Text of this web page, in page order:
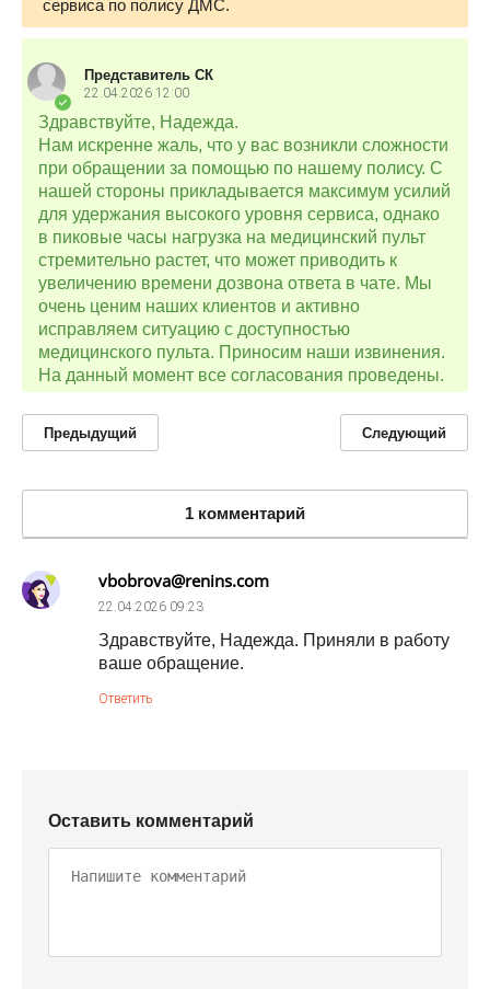
сервиса по полису ДМС.
Представитель СК
22.04.2026 12:00
Здравствуйте, Надежда.
Нам искренне жаль, что у вас возникли сложности
при обращении за помощью по нашему полису. С
нашей стороны прикладывается максимум усилий
для удержания высокого уровня сервиса, однако
в пиковые часы нагрузка на медицинский пульт
стремительно растет, что может приводить к
увеличению времени дозвона ответа в чате. Мы
очень ценим наших клиентов и активно
исправляем ситуацию с доступностью
медицинского пульта. Приносим наши извинения.
На данный момент все согласования проведены.
Предыдущий Следующий
1 комментарий
vbobrova@renins.com
22.04.2026 09:23
Здравствуйте, Надежда. Приняли в работу
ваше обращение.
Ответить
Оставить комментарий